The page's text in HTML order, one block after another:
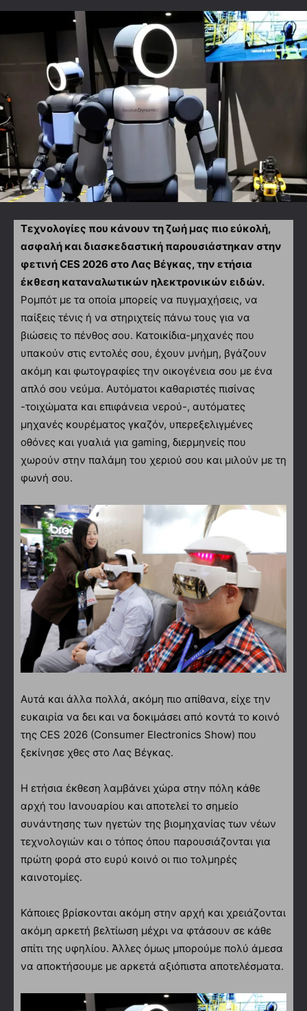
Τεχνολογίες που κάνουν τη ζωή μας πιο εύκολή,
ασφαλή και διασκεδαστική παρουσιάστηκαν στην
φετινή CES 2026 στο Λας Βέγκας, την ετήσια
έκθεση καταναλωτικών ηλεκτρονικών ειδών.
Ρομπότ με τα οποία μπορείς να πυγμαχήσεις, να
παίξεις τένις ή να στηριχτείς πάνω τους για να
βιώσεις το πένθος σου. Κατοικίδια-μηχανές που
υπακούν στις εντολές σου, έχουν μνήμη, βγάζουν
ακόμη και φωτογραφίες την οικογένεια σου με ένα
απλό σου νεύμα. Αυτόματοι καθαριστές πισίνας
-τοιχώματα και επιφάνεια νερού-, αυτόματες
μηχανές κουρέματος γκαζόν, υπερεξελιγμένες
οθόνες και γυαλιά για gaming, διερμηνείς που
χωρούν στην παλάμη του χεριού σου και μιλούν με τη
φωνή σου.
Αυτά και άλλα πολλά, ακόμη πιο απίθανα, είχε την
ευκαιρία να δει και να δοκιμάσει από κοντά το κοινό
της CES 2026 (Consumer Electronics Show) που
ξεκίνησε χθες στο Λας Βέγκας.
Η ετήσια έκθεση λαμβάνει χώρα στην πόλη κάθε
αρχή του Ιανουαρίου και αποτελεί το σημείο
συνάντησης των ηγετών της βιομηχανίας των νέων
τεχνολογιών και ο τόπος όπου παρουσιάζονται για
πρώτη φορά στο ευρύ κοινό οι πιο τολμηρές
καινοτομίες.
Κάποιες βρίσκονται ακόμη στην αρχή και χρειάζονται
ακόμη αρκετή βελτίωση μέχρι να φτάσουν σε κάθε
σπίτι της υφηλίου. Άλλες όμως μπορούμε πολύ άμεσα
να αποκτήσουμε με αρκετά αξιόπιστα αποτελέσματα.